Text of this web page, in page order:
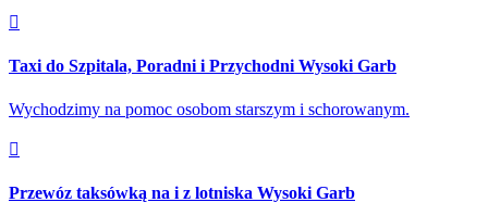
Taxi do Szpitala, Poradni i Przychodni Wysoki Garb
Wychodzimy na pomoc osobom starszym i schorowanym.
Przewóz taksówką na i z lotniska Wysoki Garb